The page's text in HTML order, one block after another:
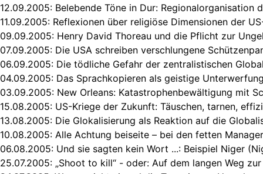
12.09.2005: Belebende Töne in Dur: Regionalorganisation
11.09.2005: Reflexionen über religiöse Dimensionen der
09.09.2005: Henry David Thoreau und die Pflicht zur
07.09.2005: Die USA schreiben verschlungene
06.09.2005: Die tödliche Gefahr der zentralistischen
04.09.2005: Das Sprachkopieren als geistige
03.09.2005: New Orleans: Katastrophenbewältigung mit
15.08.2005: US-Kriege der Zukunft: Täuschen, tarnen,
13.08.2005: Die Glokalisierung als Reaktion auf die
10.08.2005: Alle Achtung beiseite – bei den fetten
06.08.2005: Und sie sagten kein Wort ...: Beispiel Niger
25.07.2005: „Shoot to kill“ - oder: Auf dem langen Weg